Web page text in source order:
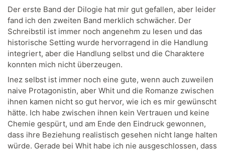
Der erste Band der Dilogie hat mir gut gefallen, aber leider
fand ich den zweiten Band merklich schwächer. Der
Schreibstil ist immer noch angenehm zu lesen und das
historische Setting wurde hervorragend in die Handlung
integriert, aber die Handlung selbst und die Charaktere
konnten mich nicht überzeugen.
Inez selbst ist immer noch eine gute, wenn auch zuweilen
naive Protagonistin, aber Whit und die Romanze zwischen
ihnen kamen nicht so gut hervor, wie ich es mir gewünscht
hätte. Ich habe zwischen ihnen kein Vertrauen und keine
Chemie gespürt, und am Ende den Eindruck gewonnen,
dass ihre Beziehung realistisch gesehen nicht lange halten
würde. Gerade bei Whit habe ich nie ausgeschlossen, dass